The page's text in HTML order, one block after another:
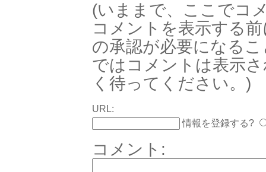
(いままで、ここでコ
コメントを表示する
の承認が必要になる
ではコメントは表示
く待ってください。)
URL:
情報を登録する?
コメント: